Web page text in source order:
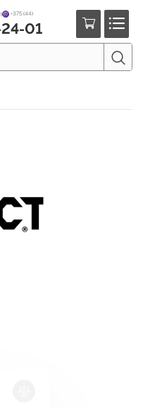
+375 (44)
01